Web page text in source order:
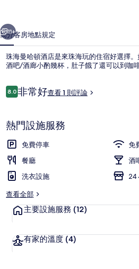
的
相
片
接待櫃台
個
11+
簡介客房地點規定
珠海曼哈頓酒店是來珠海玩的住宿好選擇
酒吧/酒廊小酌幾杯，肚子餓了還可以到咖
評
論
8.08.0 分，滿分 10 分，
非常好查看 1 則評論
熱門設施服務
免費停車
免
餐廳
酒
洗衣設施
24
查看全部
主要設施服務 (12)
有家的溫度 (4)